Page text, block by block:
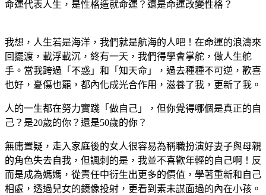
命運代表人生，是性格造就命運？還是命運改變性格？
我想，人生若是海洋，我們就是航海的人吧！在命運的浪濤來
回擺渡，載浮載沉，終有一天，我們得學會掌舵，做人生舵
手。當我跨過「不惑」和「知天命」，過去種種不可逆，歡喜
也好，憂傷也罷，都內化成光合作用，滋養了我，更新了我。
人的一生都在努力實踐「做自己」，但你覺得哪個是真正的自
己？是20歲的你？還是50歲的你？
無庸置疑，走入家庭後的女人很容易為稱職扮演好妻子與母親
的角色失去自我，但諷刺的是，我並不喜歡年輕的自己啊！反
而是成為媽媽，從責任中衍生出更多的價值，學著重新和自己
相處，透過兒女的鏡像投射，更看到素未謀面過的內在小孩。